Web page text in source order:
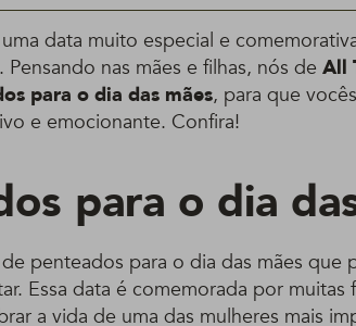
data muito especial e
nas mães e filhas, nós de All
para o dia das mães, para que
e emocionante. Confira!
para o dia
penteados para o dia das mães que
Essa data é comemorada por muitas
a vida de uma das mulheres mais